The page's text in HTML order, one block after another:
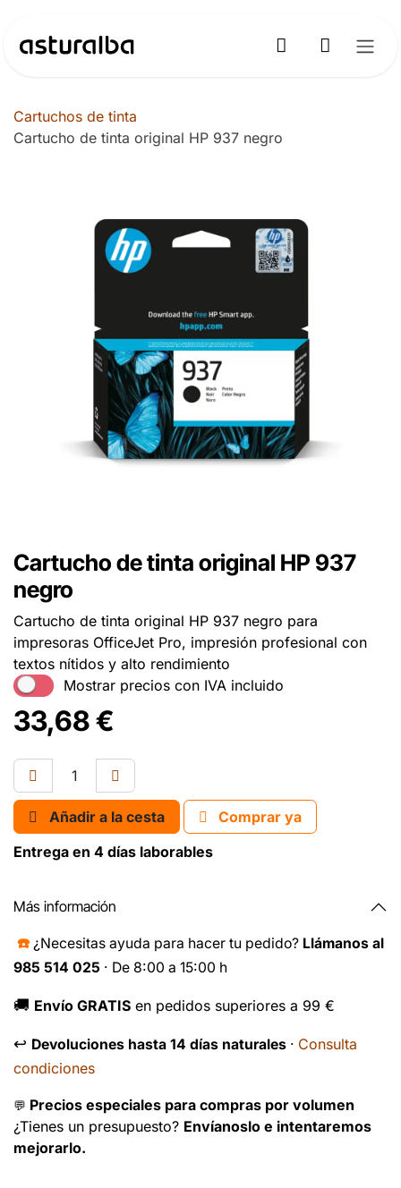
Cartuchos de tinta
Cartucho de tinta original HP 937 negro
Cartucho de tinta original HP 937
negro
Cartucho de tinta original HP 937 negro para
impresoras OfficeJet Pro, impresión profesional con
textos nítidos y alto rendimiento
Mostrar precios con IVA incluido
33,68€
Añadir a la cesta
Comprar ya
Entrega en 4 días laborables
Más información
☎️ ¿Necesitas ayuda para hacer tu pedido? Llámanos al
985 514 025 · De 8:00 a 15:00 h
🚚 Envío GRATIS en pedidos superiores a 99 €
↩️ Devoluciones hasta 14 días naturales · Consulta
condiciones
💬 Precios especiales para compras por volumen
¿Tienes un presupuesto? Envíanoslo e intentaremos
mejorarlo.